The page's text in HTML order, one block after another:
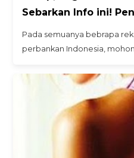
Sebarkan Info ini!
Pada semuanya bebrapa
perbankan Indonesia, mohon